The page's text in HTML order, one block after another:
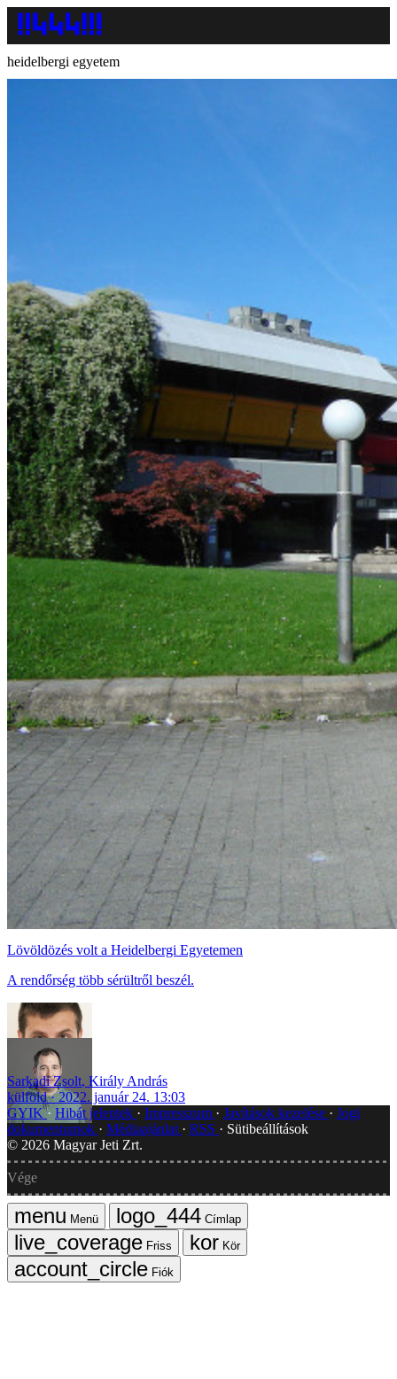
heidelbergi egyetem
Lövöldözés volt a Heidelbergi Egyetemen
A rendőrség több sérültről beszél.
Sarkadi Zsolt, Király András
külföld
2022. január 24. 13:03
GYIK Hibát jelentek Impresszum Javítások kezelése
Jogi
dokumentumok
Médiaajánlat RSS
Sütibeállítások
© 2026 Magyar Jeti Zrt.
Vége
Menü
Címlap
Friss
Kör
Fiók